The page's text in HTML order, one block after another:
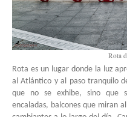
Rota
Rota es un lugar donde la luz
al Atlántico y al paso tranquilo
que no se exhibe, sino que
encaladas, balcones que miran